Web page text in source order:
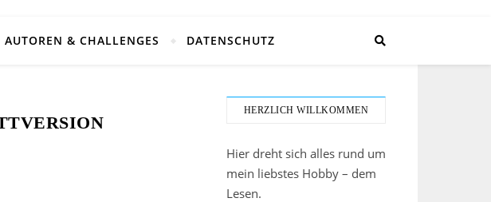
AUTOREN & CHALLENGES DATENSCHUTZ
HERZLICH WILLKOMMEN
Hier dreht sich alles rund um
mein liebstes Hobby – dem
Lesen.